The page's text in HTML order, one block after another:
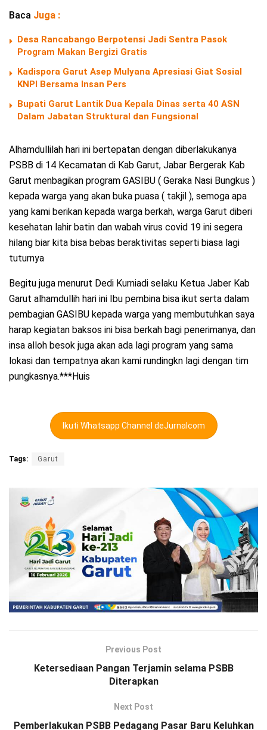
Baca Juga :
Desa Rancabango Berpotensi Jadi Sentra Pasok
Program Makan Bergizi Gratis
Kadispora Garut Asep Mulyana Apresiasi Giat Sosial
KNPI Bersama Insan Pers
Bupati Garut Lantik Dua Kepala Dinas serta 40 ASN
Dalam Jabatan Struktural dan Fungsional
Alhamdullilah hari ini bertepatan dengan diberlakukanya
PSBB di 14 Kecamatan di Kab Garut, Jabar Bergerak Kab
Garut menbagikan program GASIBU ( Geraka Nasi Bungkus )
kepada warga yang akan buka puasa ( takjil ), semoga apa
yang kami berikan kepada warga berkah, warga Garut diberi
kesehatan lahir batin dan wabah virus covid 19 ini segera
hilang biar kita bisa bebas beraktivitas seperti biasa lagi
tuturnya
Begitu juga menurut Dedi Kurniadi selaku Ketua Jaber Kab
Garut alhamdullih hari ini Ibu pembina bisa ikut serta dalam
pembagian GASIBU kepada warga yang membutuhkan saya
harap kegiatan baksos ini bisa berkah bagi penerimanya, dan
insa alloh besok juga akan ada lagi program yang sama
lokasi dan tempatnya akan kami rundingkn lagi dengan tim
pungkasnya.***Huis
Ikuti Whatsapp Channel deJurnalcom
Tags: Garut
Previous Post
Ketersediaan Pangan Terjamin selama PSBB
Diterapkan
Next Post
Pemberlakukan PSBB Pedagang Pasar Baru Keluhkan